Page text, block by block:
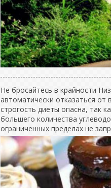
Не бросайтесь в крайности
автоматически отказаться
строгость диеты опасна, так
большего количества
ограниченных пределах не